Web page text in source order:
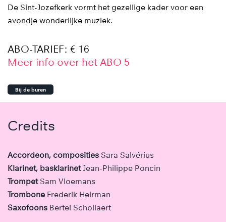
De Sint-Jozefkerk vormt het gezellige kader voor een
avondje wonderlijke muziek.
ABO-TARIEF: € 16
Meer info over het ABO 5
Bij de buren
Credits
Accordeon, composities Sara Salvérius
Klarinet, basklarinet Jean-Philippe Poncin
Trompet Sam Vloemans
Trombone Frederik Heirman
Saxofoons Bertel Schollaert